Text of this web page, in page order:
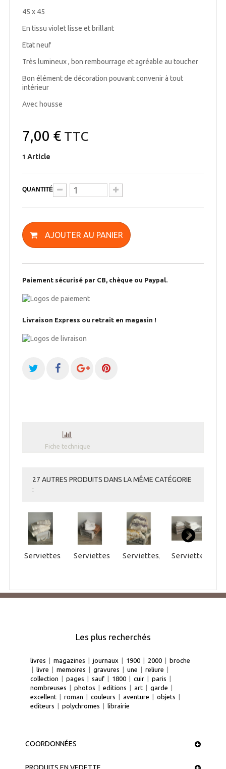
45 x 45
En tissu violet lisse et brillant
Etat neuf
Très lumineux , bon rembourrage et agréable au toucher
Bon élément de décoration pouvant convenir à tout
intérieur
Avec housse
7,00 €TTC
1 Article
QUANTITÉ
AJOUTER AU PANIER
Paiement sécurisé par CB, chèque ou Paypal.
Livraison Express ou retrait en magasin !
Fiche technique
27 AUTRES PRODUITS DANS LA MÊME CATÉGORIE
:
Serviettes... Serviettes,... Serviettes,... Serviettes,...
Les plus recherchés
livres | magazines | journaux | 1900 | 2000 | broche
| livre | memoires | gravures | une | reliure |
collection | pages | sauf | 1800 | cuir | paris |
nombreuses | photos | editions | art | garde |
excellent | roman | couleurs | aventure | objets |
editeurs | polychromes | librairie
COORDONNÉES